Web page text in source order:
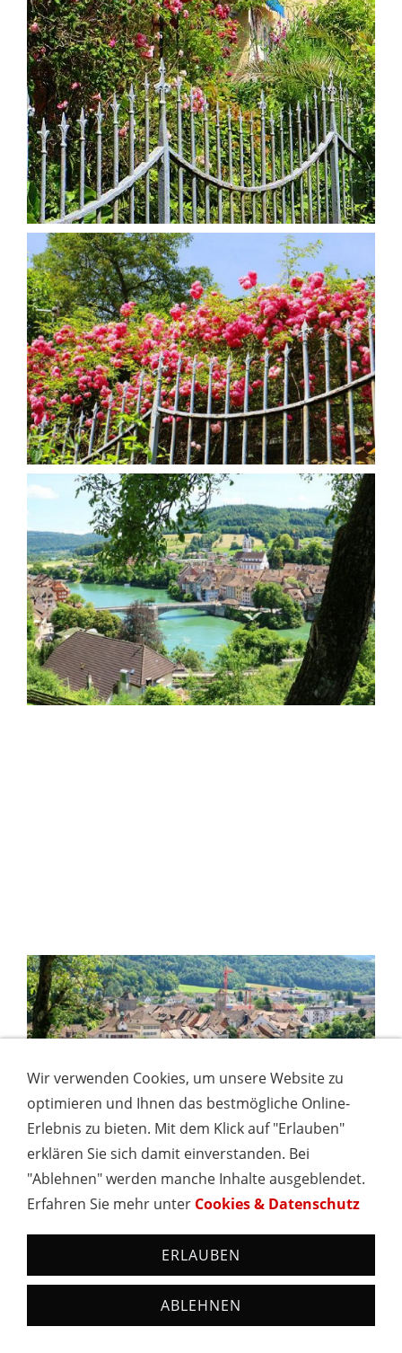
Wir verwenden Cookies, um unsere Website zu
optimieren und Ihnen das bestmögliche Online-
Erlebnis zu bieten. Mit dem Klick auf "Erlauben"
erklären Sie sich damit einverstanden. Bei
"Ablehnen" werden manche Inhalte ausgeblendet.
Erfahren Sie mehr unter Cookies & Datenschutz
ERLAUBEN
ABLEHNEN